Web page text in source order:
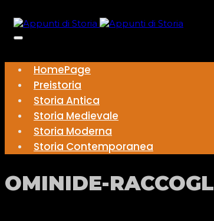
HomePage
Preistoria
Storia Antica
Storia Medievale
Storia Moderna
Storia Contemporanea
OMINIDE-